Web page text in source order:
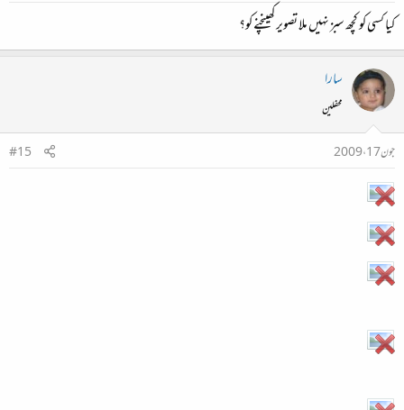
کیا کسی کو کچھ سبز نہیں ملا تصویر کھینچنے کو؟
سارا
محفلین
جون 17، 2009
#15